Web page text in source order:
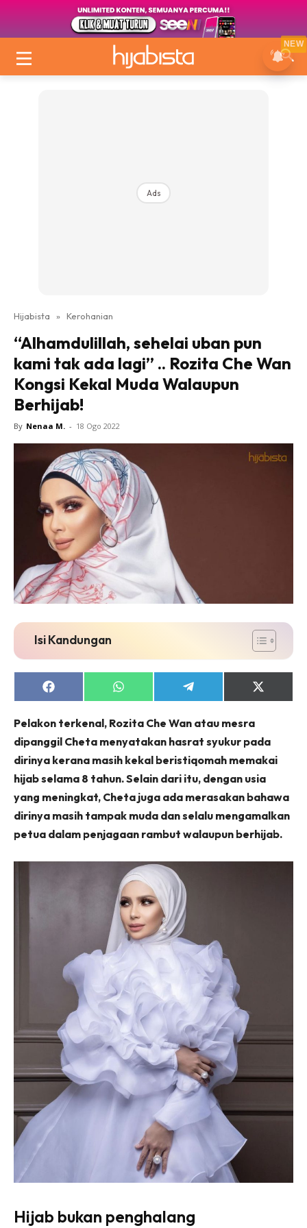
Ads
Hijabista » Kerohanian
“Alhamdulillah, sehelai uban pun
kami tak ada lagi” .. Rozita Che Wan
Kongsi Kekal Muda Walaupun
Berhijab!
By Nenaa M. - 18 Ogo 2022
Isi Kandungan
Share
on
Share
on
Share
on
Share
on
Pelakon terkenal, Rozita Che Wan atau mesra
dipanggil Cheta menyatakan hasrat syukur pada
dirinya kerana masih kekal beristiqomah memakai
hijab selama 8 tahun. Selain dari itu, dengan usia
yang meningkat, Cheta juga ada merasakan bahawa
dirinya masih tampak muda dan selalu mengamalkan
petua dalam penjagaan rambut walaupun berhijab.
Hijab bukan penghalang
NEW